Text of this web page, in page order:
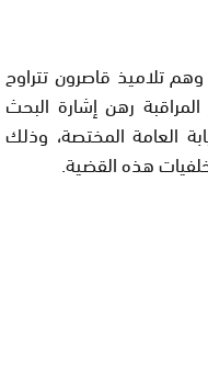
تلاميذ قاصرون تتراوح
سنة، لتدبير المراقبة رهن إشارة البحث
العامة المختصة، وذلك
هذه القضية.